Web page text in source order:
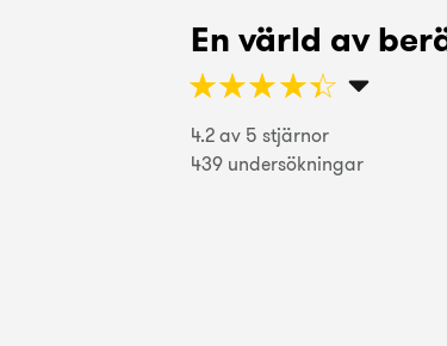
En värld av
☆☆☆☆☆
★★★★★
4.2 av 5 stjärnor
439 undersökningar
Bra för en övergripande